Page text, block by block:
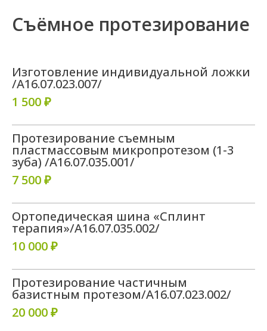
Съёмное протезирование
Изготовление индивидуальной ложки
/A16.07.023.007/
1 500 ₽
Протезирование съемным
пластмассовым микропротезом (1-3
зуба) /A16.07.035.001/
7 500 ₽
Ортопедическая шина «Сплинт
терапия»/A16.07.035.002/
10 000 ₽
Протезирование частичным
базистным протезом/A16.07.023.002/
20 000 ₽